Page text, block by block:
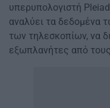
υπερυπολογιστή
αναλύει τα δεδομένα
των τηλεσκοπίων, να
εξωπλανήτες από